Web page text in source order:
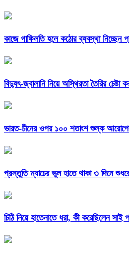
কাজে গাফিলতি হলে কঠোর ব্যবস্থা নিচ্ছেন
বিদ্যুৎ-জ্বালানি নিয়ে অস্থিরতা তৈরির চেষ্টা
ভারত-চীনের ওপর ১০০ শতাংশ শুল্ক আরোপের
প্রস্তুতি ম্যাচের ভুল হাতে থাকা ৩ দিনে শুধরে
চিঠি নিয়ে হাতেনাতে ধরা, কী করেছিলেন সাই